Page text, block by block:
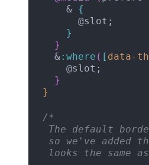
    &
{
      @slot;
}
}
  &
:where ( [ data-
    @slot;
}
}
/*
The default
so we've added
looks the same